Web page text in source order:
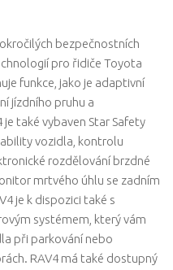
bezpečnostních
pro řidiče Toyota
funkce, jako je adaptivní
jízdního pruhu a
také vybaven Star Safety
vozidla, kontrolu
rozdělování brzdné
mrtvého úhlu se zadním
je k dispozici také s
systémem, který vám
při parkování nebo
RAV4 má také dostupný